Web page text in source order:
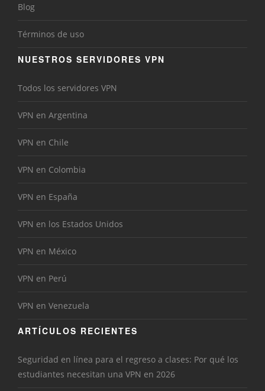
Blog
Términos de uso
NUESTROS SERVIDORES VPN
Todos los servidores VPN
VPN en Argentina
VPN en Chile
VPN en Colombia
VPN en España
VPN en los Estados Unidos
VPN en México
VPN en Perú
VPN en Venezuela
ARTÍCULOS RECIENTES
Seguridad en línea para el regreso a clases: Por qué los
estudiantes necesitan una VPN en 2026